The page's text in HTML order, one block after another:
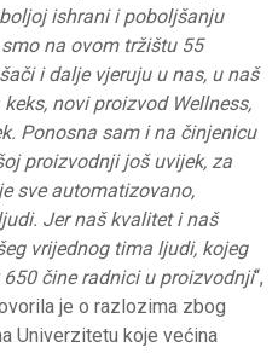
ishrani i poboljšanju
na ovom tržištu 55
i dalje vjeruju u nas, u naš
novi proizvod Wellness,
Ponosna sam i na činjenicu
proizvodnji još uvijek, za
sve automatizovano,
Jer naš kvalitet i naš
vrijednog tima ljudi, kojeg
čine radnici u proizvodnji“,
je o razlozima zbog
Univerzitetu koje većina